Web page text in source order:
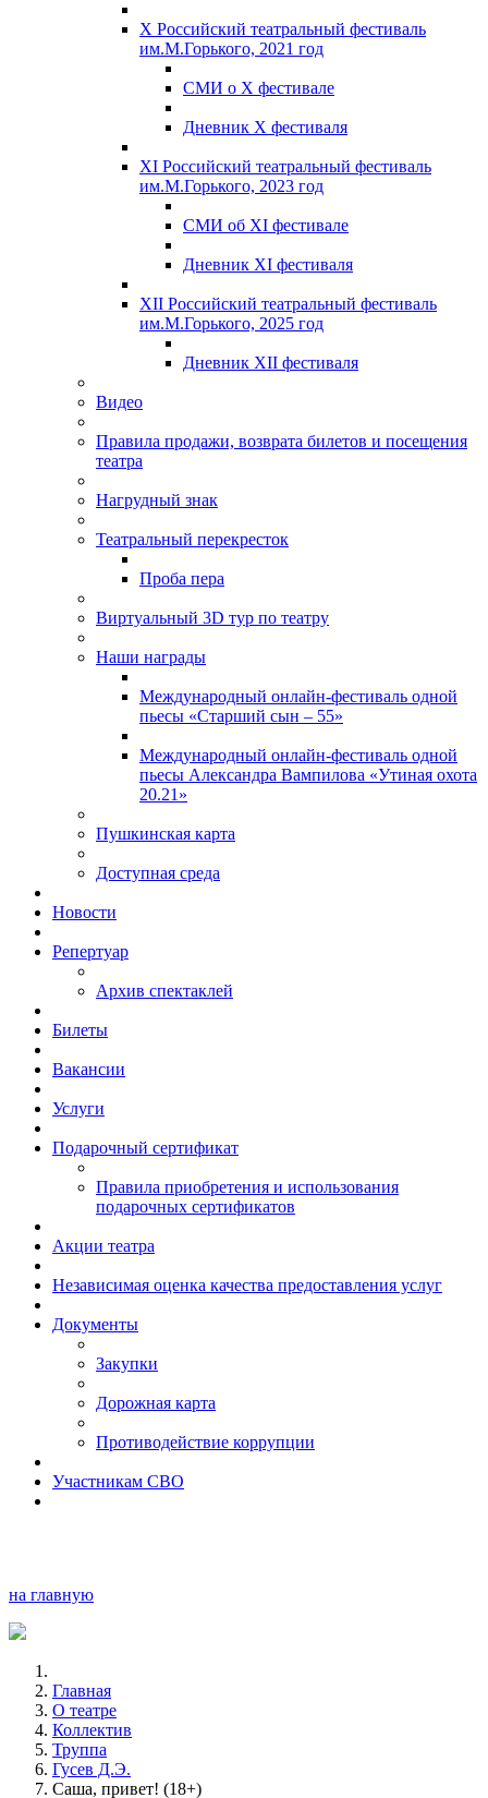
X Российский театральный фестиваль
им.М.Горького, 2021 год
СМИ о X фестивале
Дневник X фестиваля
XI Российский театральный фестиваль
им.М.Горького, 2023 год
СМИ об XI фестивале
Дневник XI фестиваля
XII Российский театральный фестиваль
им.М.Горького, 2025 год
Дневник XII фестиваля
Видео
Правила продажи, возврата билетов и посещения
театра
Нагрудный знак
Театральный перекресток
Проба пера
Виртуальный 3D тур по театру
Наши награды
Международный онлайн-фестиваль одной
пьесы «Старший сын – 55»
Международный онлайн-фестиваль одной
пьесы Александра Вампилова «Утиная охота
20.21»
Пушкинская карта
Доступная среда
Новости
Репертуар
Архив спектаклей
Билеты
Вакансии
Услуги
Подарочный сертификат
Правила приобретения и использования
подарочных сертификатов
Акции театра
Независимая оценка качества предоставления услуг
Документы
Закупки
Дорожная карта
Противодействие коррупции
Участникам СВО
на главную
Главная
О театре
Коллектив
Труппа
Гусев Д.Э.
Саша, привет! (18+)